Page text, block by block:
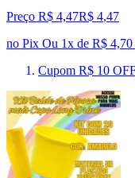
Preço R$ 4,47R$ 4,47
no Pix Ou 1x de R$ 4,70
Cupom R$ 10